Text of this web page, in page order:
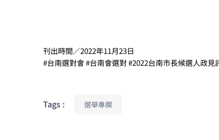
刊出時間／2022年11月23日
#台南選對會 #台南會選對 #2022台南市長候選人政見
Tags : 選舉專欄